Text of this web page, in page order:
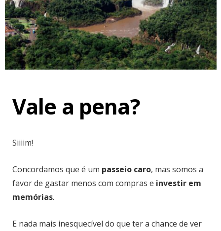
Vale a pena?
Siiiim!
Concordamos que é um passeio caro, mas somos a
favor de gastar menos com compras e investir em
memórias.
E nada mais inesquecível do que ter a chance de ver